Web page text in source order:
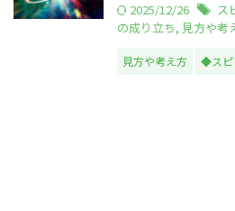
2025/12/26 ス
の成り立ち, 見方や考
見方や考え方 ◆スピ